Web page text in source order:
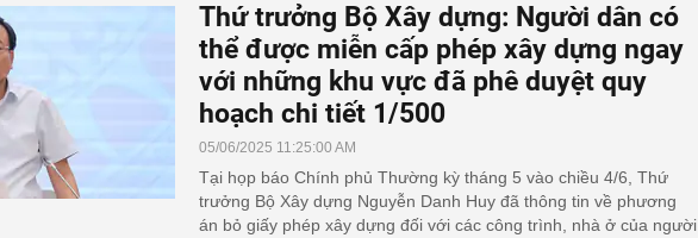
Thứ trưởng Bộ Xây dựng: Người dân có
thể được miễn cấp phép xây dựng ngay
với những khu vực đã phê duyệt quy
hoạch chi tiết 1/500
05/06/2025 11:25:00 AM
Tại họp báo Chính phủ Thường kỳ tháng 5 vào chiều 4/6, Thứ
trưởng Bộ Xây dựng Nguyễn Danh Huy đã thông tin về phương
án bỏ giấy phép xây dựng đối với các công trình, nhà ở của người